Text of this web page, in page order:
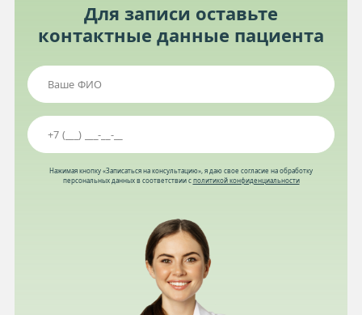
Для записи оставьте
контактные данные пациента
Нажимая кнопку «Записаться на консультацию», я даю свое согласие на обработку
персональных данных в соответствии сполитикой конфиденциальности